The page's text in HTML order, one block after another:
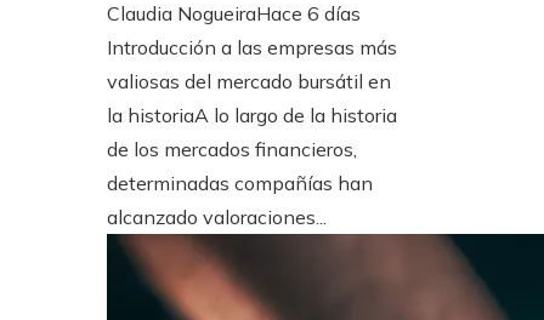
Claudia NogueiraHace 6 días
Introducción a las empresas más
valiosas del mercado bursátil en
la historiaA lo largo de la historia
de los mercados financieros,
determinadas compañías han
alcanzado valoraciones...